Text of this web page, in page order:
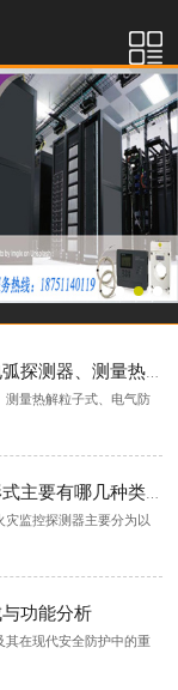
测量热解粒子式、电气防
监控探测器主要分为以
功能分析
其在现代安全防护中的重